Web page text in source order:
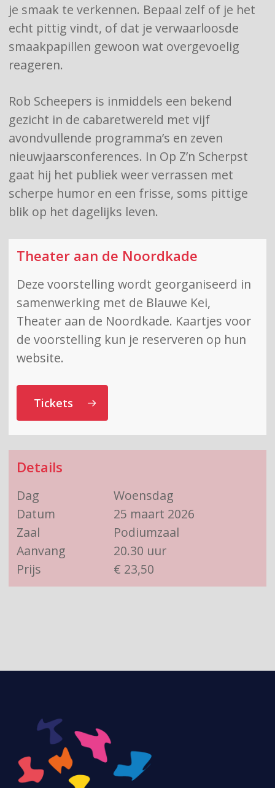
je smaak te verkennen. Bepaal zelf of je het
echt pittig vindt, of dat je verwaarloosde
smaakpapillen gewoon wat overgevoelig
reageren.
Rob Scheepers is inmiddels een bekend
gezicht in de cabaretwereld met vijf
avondvullende programma’s en zeven
nieuwjaarsconferences. In Op Z’n Scherpst
gaat hij het publiek weer verrassen met
scherpe humor en een frisse, soms pittige
blik op het dagelijks leven.
Theater aan de Noordkade
Deze voorstelling wordt georganiseerd in
samenwerking met de Blauwe Kei,
Theater aan de Noordkade. Kaartjes voor
de voorstelling kun je reserveren op hun
website.
Tickets
Details
Dag
Woensdag
Datum
25 maart 2026
Zaal
Podiumzaal
Aanvang
20.30 uur
Prijs
€ 23,50